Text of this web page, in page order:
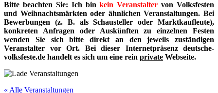
Bitte beachten Sie: Ich binkein Veranstalter von Volksfesten
und Weihnachtsmärkten oder ähnlichen Veranstaltungen. Bei
Bewerbungen (z. B. als Schausteller oder Marktkaufleute),
konkreten Anfragen oder Auskünften zu einzelnen Festen
wenden Sie sich bitte direkt an den jeweils zuständigen
Veranstalter vor Ort. Bei dieser Internetpräsenz deutsche-
volksfeste.de handelt es sich um eine rein private Webseite.
« Alle Veranstaltungen